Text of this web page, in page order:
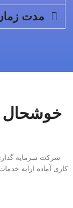
مدت
خوشحال
کاری آماده ارایه